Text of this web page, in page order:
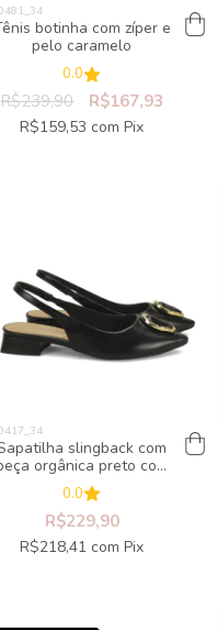
botinha com zíper e
pelo caramelo
0.0
R$239,90 R$167,93
R$159,53 com Pix
slingback com
orgânica preto com
ouro
0.0
R$229,90
R$218,41 com Pix